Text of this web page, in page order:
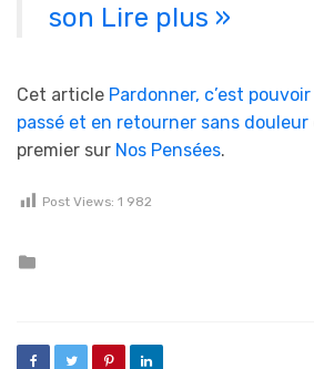
son Lire plus »
Cet article Pardonner, c’est
passé et en retourner sans douleur
premier sur Nos Pensées.
Post Views: 1 982